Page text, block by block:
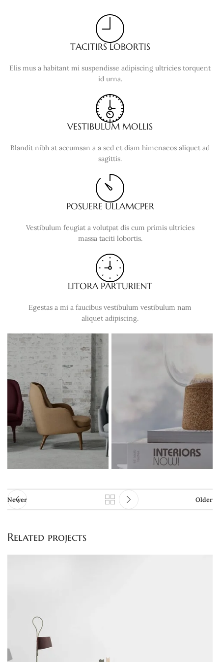
TACITIRS LOBORTIS
Elis mus a habitant mi suspendisse adipiscing ultricies torquent
id urna.
VESTIBULUM MOLLIS
Blandit nibh at accumsan a a sed et diam himenaeos aliquet ad
sagittis.
POSUERE ULLAMCPER
Vestibulum feugiat a volutpat dis cum primis ultricies
massa taciti lobortis.
LITORA PARTURIENT
Egestas a mi a faucibus vestibulum vestibulum nam
aliquet adipiscing.
Newer Older
Related projects